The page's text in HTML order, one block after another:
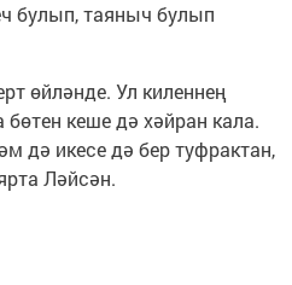
булып, таяныч булып
өйләнде. Ул киленнең
кеше дә хәйран кала.
дә икесе дә бер туфрактан,
Ләйсән.